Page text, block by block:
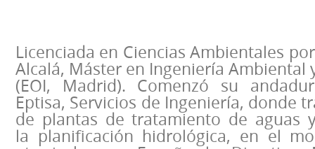
Licenciada en Ciencias Ambientales
Alcalá, Máster en Ingeniería Ambiental
(EOI, Madrid). Comenzó su
Eptisa, Servicios de Ingeniería, donde
de plantas de tratamiento de aguas
la planificación hidrológica, en el